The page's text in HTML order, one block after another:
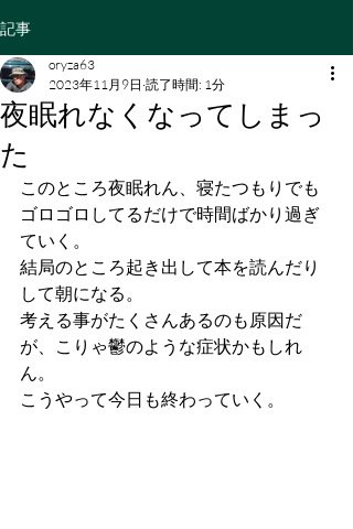
記事
夜眠れなくなってしまっ
た
oryza63
2023年11月9日 読了時間: 1分
このところ夜眠れん、寝たつもりでも
ゴロゴロしてるだけで時間ばかり過ぎ
ていく。
結局のところ起き出して本を読んだり
して朝になる。
考える事がたくさんあるのも原因だ
が、こりゃ鬱のような症状かもしれ
ん。
こうやって今日も終わっていく。